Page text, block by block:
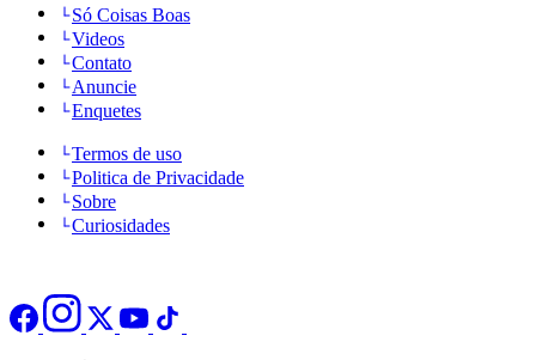
Só Coisas Boas
Videos
Contato
Anuncie
Enquetes
Termos de uso
Politica de Privacidade
Sobre
Curiosidades